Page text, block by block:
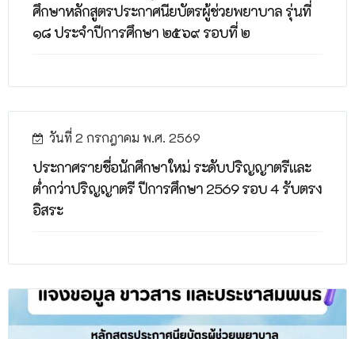
ศึกษาหลักสูตรประกาศนียบัตรผู้ช่วยพยาบาล รุ่นที่
๑๘ ประจำปีการศึกษา ๒๕๖๙ รอบที่ ๒
วันที่ 2 กรกฎาคม พ.ศ. 2569
ประกาศรายชื่อนักศึกษาใหม่ ระดับปริญญาตรีและ
ต่ำกว่าปริญญาตรี ปีการศึกษา 2569 รอบ 4 รับตรง
อิสระ